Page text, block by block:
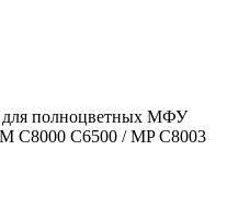
для полноцветных МФУ
C8000 C6500 / MP C8003